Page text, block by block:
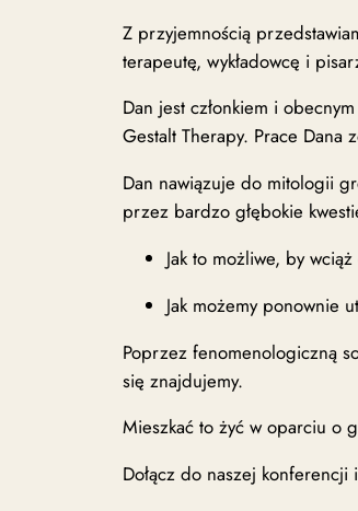
Z przyjemnością
terapeutę, wykładowcę i
Dan jest członkiem i
Gestalt Therapy. Prace Dana
Dan nawiązuje do mitologii
przez bardzo głębokie
Jak to możliwe, by
Jak możemy ponownie
Poprzez fenomenologiczną
się znajdujemy.
Mieszkać to żyć w oparciu o
Dołącz do naszej